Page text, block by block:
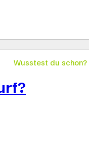
Wusstest du schon?